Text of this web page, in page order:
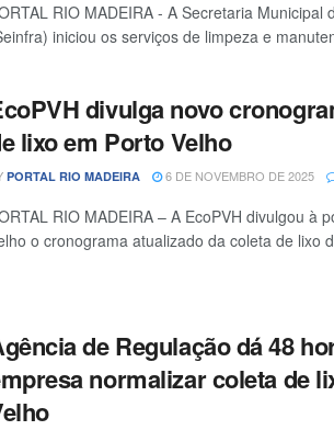
RIO MADEIRA - A Secretaria Municipal
iniciou os serviços de limpeza e
divulga novo
lixo em Porto Velho
PORTAL RIO MADEIRA 6 DE NOVEMBRO DE 2025
RIO MADEIRA – A EcoPVH divulgou à
o cronograma atualizado da coleta de lixo
de Regulação dá 48
normalizar coleta de